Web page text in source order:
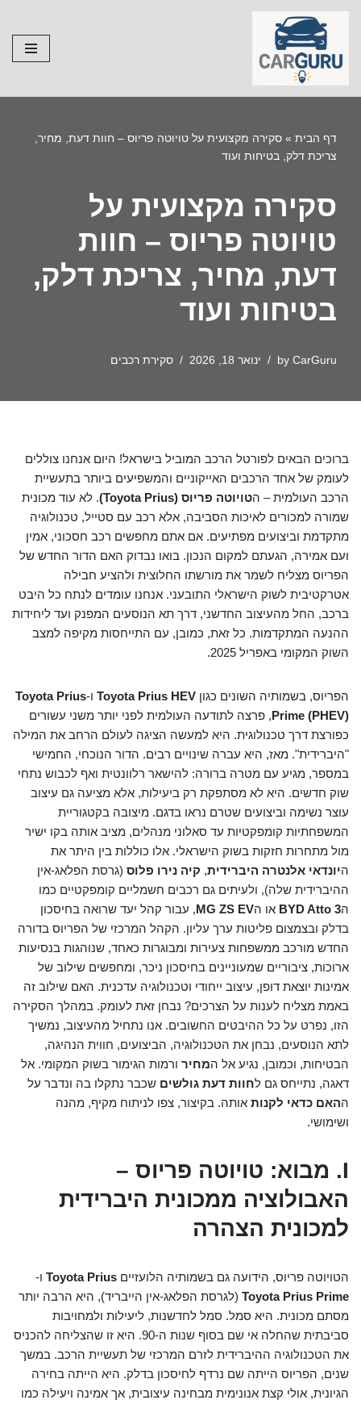
Skip
to
content
דף הבית » סקירה מקצועית על טויוטה פריוס – חוות דעת, מחיר,
צריכת דלק, בטיחות ועוד
סקירה מקצועית על
טויוטה פריוס – חוות
דעת, מחיר, צריכת דלק,
בטיחות ועוד
by CarGuru ינואר 18, 2026 סקירת רכבים
ברוכים הבאים לפורטל הרכב המוביל בישראל! היום אנחנו צוללים
לעומק של אחד הרכבים האייקוניים והמשפיעים ביותר בתעשיית
הרכב העולמית – הטויוטה פריוס (Toyota Prius)
. לא עוד מכונית
שמורה למכורים לאיכות הסביבה, אלא רכב עם סטייל, טכנולוגיה
מתקדמת וביצועים מפתיעים. אם אתם מחפשים רכב חסכוני, אמין
ועם אמירה, הגעתם למקום הנכון. בואו נבדוק האם הדור החדש של
הפריוס מצליח לשמר את מורשתו החלוצית ולהציע חבילה
אטרקטיבית לשוק הישראלי התובעני. אנחנו עומדים לנתח כל היבט
ברכב, החל מהעיצוב החדשני, דרך תא הנוסעים המפנק ועד ליחידות
ההנעה המתקדמות. כל זאת, כמובן, עם התייחסות מקיפה למצב
השוק המקומי באפריל 2025.
הפריוס, בשמותיה השונים כגון Toyota Prius HEV ו-Toyota Prius
Prime (PHEV), פרצה לתודעה העולמית לפני יותר משני עשורים
כפורצת דרך טכנולוגית. היא למעשה הציגה לעולם הרחב את המילה
"היברידית". מאז, היא עברה שינויים רבים. הדור הנוכחי, החמישי
במספר, מגיע עם מטרה ברורה: להישאר רלוונטית ואף לכבוש נתחי
שוק חדשים. היא לא מסתפקת רק ביעילות, אלא מציעה גם עיצוב
עוצר נשימה וביצועים שטרם נראו בדגם. מיצובה בקטגוריית
המשפחתיות קומפקטיות עד סאלוני מנהלים, מציב אותה בקו ישיר
מול מתחרות חזקות בשוק הישראלי. אלו כוללות בין היתר את
היונדאי אלנטרה היברידית, קיה נירו פלוס (גרסת הפלאג-אין
ההיברידית שלה), ולעיתים גם רכבים חשמליים קומפקטיים כמו
הBYD Atto 3 או הMG ZS EV, עבור קהל יעד שרואה בחיסכון
בדלק ובצמצום פליטות ערך עליון. הקהל המרכזי של הפריוס בדורה
החדש מורכב ממשפחות צעירות ומבוגרות כאחד, שנוהגות בנסיעות
ארוכות, ציבוריים שמעוניינים בחיסכון ניכר, ומחפשים שילוב של
אמינות יוצאת דופן, עיצוב ייחודי וטכנולוגיה עדכנית. האם שילוב זה
באמת מצליח לענות על הצרכים? נבחן זאת לעומק. במהלך הסקירה
הזו, נפרט על כל ההיבטים החשובים. אנו נתחיל מהעיצוב, נמשיך
לתא הנוסעים, נבחן את הטכנולוגיה, הביצועים, חווית הנהיגה,
הבטיחות, וכמובן, נגיע אל המחיר ורמות הגימור בשוק המקומי. אל
דאגה, נתייחס גם לחוות דעת גולשים שכבר נתקלו בה ונדבר על
ההאם כדאי לקנות אותה. בקיצור, צפו לניתוח מקיף, מהנה
ושימושי.
I. מבוא: טויוטה פריוס –
האבולוציה ממכונית היברידית
למכונית הצהרה
הטויוטה פריוס, הידועה גם בשמותיה הלועזיים Toyota Prius ו-
Toyota Prius Prime (לגרסת הפלאג-אין הייבריד), היא הרבה יותר
מסתם מכונית. היא סמל. סמל לחדשנות, ליעילות ולמחויבות
סביבתית שהחלה אי שם בסוף שנות ה-90. היא זו שהצליחה להכניס
את הטכנולוגיה ההיברידית לזרם המרכזי של תעשיית הרכב. במשך
שנים, הפריוס הייתה שם נרדף לחיסכון בדלק. היא הייתה בחירה
הגיונית, אולי קצת אנונימית מבחינה עיצובית, אך אמינה ויעילה כמו